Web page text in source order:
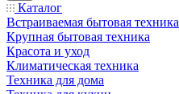
Каталог
Встраиваемая бытовая техника
Крупная бытовая техника
Красота и уход
Климатическая техника
Техника для дома